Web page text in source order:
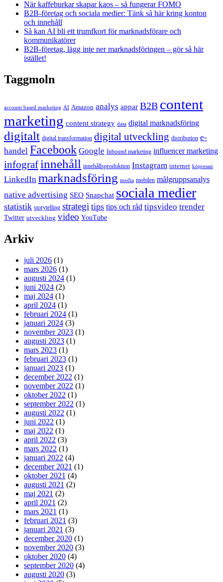
När kaffeburkar skapar kaos – så fungerar FOMO
B2B-företag och sociala medier: Tänk så här kring konton
och innehåll
Så kan AI bli ett trumfkort för marknadsförare och
kommunikatörer
B2B-företag, lägg inte ner marknadsföringen – gör så här
istället!
Taggmoln
account based marketing AI Amazon analys appar B2B content
marketing content strategy data digital marknadsföring
digitalt digital transformation digital utveckling distribution e-
handel Facebook Google Inbound marketing influencer marketing
infograf innehåll innehållsproduktion Instagram internet köpresan
LinkedIn marknadsföring media mobilen målgruppsanalys
native advertising SEO Snapchat sociala medier
statistik storytelling strategi tips tips och råd tipsvideo trender
Twitter utveckling video YouTube
Arkiv
juli 2026 (1)
mars 2026 (1)
augusti 2024 (1)
juni 2024 (2)
maj 2024 (1)
april 2024 (1)
februari 2024 (1)
januari 2024 (3)
november 2023 (1)
augusti 2023 (1)
mars 2023 (1)
februari 2023 (1)
januari 2023 (1)
december 2022 (1)
november 2022 (1)
oktober 2022 (1)
september 2022 (1)
augusti 2022 (1)
juni 2022 (1)
maj 2022 (1)
april 2022 (3)
mars 2022 (1)
januari 2022 (4)
december 2021 (1)
oktober 2021 (4)
augusti 2021 (2)
maj 2021 (2)
april 2021 (2)
mars 2021 (1)
februari 2021 (3)
januari 2021 (3)
december 2020 (1)
november 2020 (3)
oktober 2020 (4)
september 2020 (4)
augusti 2020 (3)